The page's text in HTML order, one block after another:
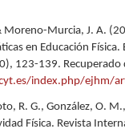
Moreno-Murcia, J. A.
en Educación
123-139. Recuperado
index.php/ejhm/
R. G., González, O.
Física. Revista